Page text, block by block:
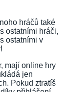
hráčů také
ostatními hráči,
ostatními v
mají online hry
jen
Pokud ztratíš